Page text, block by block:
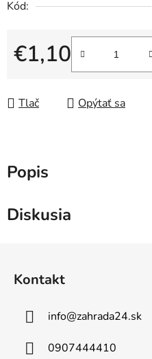
Kód:
€1,10
Jednotková cena:
Tlač Opýtať sa
Popis
Diskusia
Kontakt
info@zahrada24.sk
0907444410